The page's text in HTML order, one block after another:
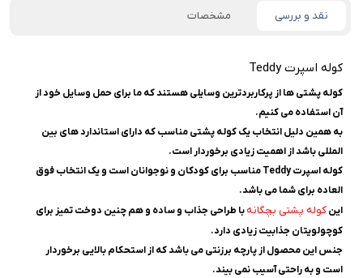
نقد و بررسی مشخصات
کوله اسپرت Teddy
کوله پشتی ها از پرکاربردترین وسایلی هستند که ما برای حمل وسایل خود از
آن استفاده می کنیم.
به همین دلیل انتخاب یک کوله پشتی مناسب که دارای استاندارد های بین
المللی باشد از اهمیت زیادی برخوردار است.
کوله اسپرت Teddy مناسب برای کودکان و نوجوانان است و یک انتخاب فوق
العاده برای شما می باشد.
اینکوله پشتی بچگانهبا طراحی جذاب و ساده و هم چنین دوخت تمیز برای
کوچولویتان جذابیت زیادی دارد.
جنس این محصول از پارچه برزنتی می باشد که از استحکام بالایی برخوردار
است و به راحتی آسیب نمی بیند.